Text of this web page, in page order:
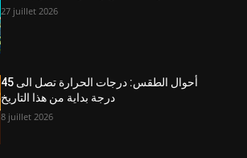
27 juillet 2026
أحوال الطقس: درجات الحرارة تصل الى 45
درجة بداية من هذا التاريخ
8 juillet 2026